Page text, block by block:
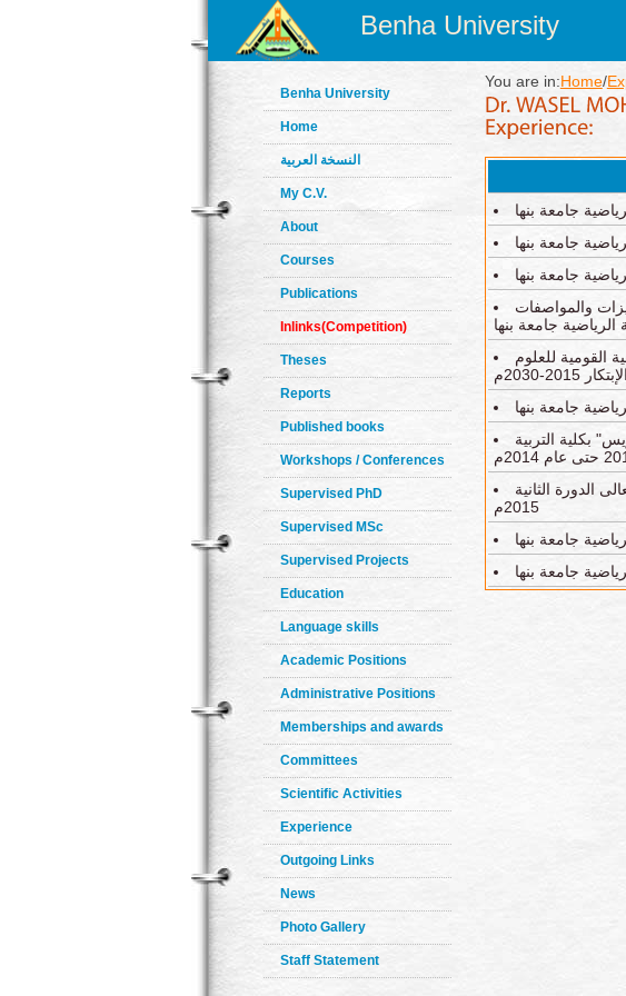
Benha University
Benha University
Home
النسخة العربية
My C.V.
About
Courses
Publications
Inlinks(Competition)
Theses
Reports
Published books
Workshops / Conferences
Supervised PhD
Supervised MSc
Supervised Projects
Education
Language skills
Academic Positions
Administrative Positions
Memberships and awards
Committees
Scientific Activities
Experience
Outgoing Links
News
Photo Gallery
Staff Statement
You are in:Home/
جامعة بنها
جامعة بنها
جامعة بنها
والمواصفات
الرياضية جامعة بنها
القومية للعلوم
2015-2030م
جامعة بنها
بكلية التربية
الدورة الثانية
2015م
جامعة بنها
جامعة بنها